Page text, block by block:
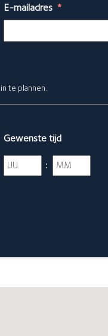
E-mailadres *
te plannen.
Gewenste tijd
:
Uren Minuten